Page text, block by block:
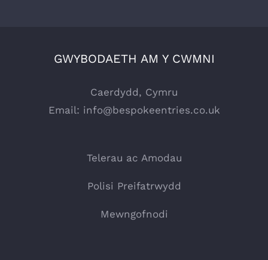
GWYBODAETH AM Y CWMNI
Caerdydd, Cymru
Email: info@bespokeentries.co.uk
Telerau ac Amodau
Polisi Preifatrwydd
Mewngofnodi